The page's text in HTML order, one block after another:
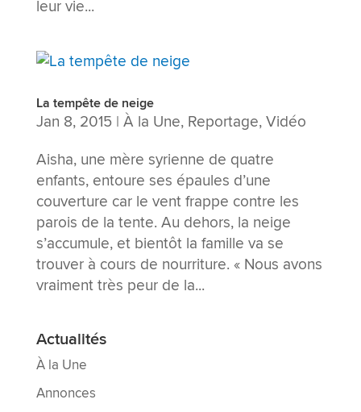
leur vie...
La tempête de neige
Jan 8, 2015| À la Une, Reportage, Vidéo
Aisha, une mère syrienne de quatre
enfants, entoure ses épaules d’une
couverture car le vent frappe contre les
parois de la tente. Au dehors, la neige
s’accumule, et bientôt la famille va se
trouver à cours de nourriture. « Nous avons
vraiment très peur de la...
Actualités
À la Une
Annonces